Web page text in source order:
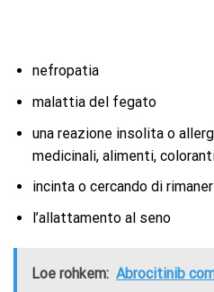
nefropatia
malattia del fegato
una reazione insolita o
medicinali, alimenti,
incinta o cercando di
l’allattamento al seno
Loe rohkem: Abrocitinib